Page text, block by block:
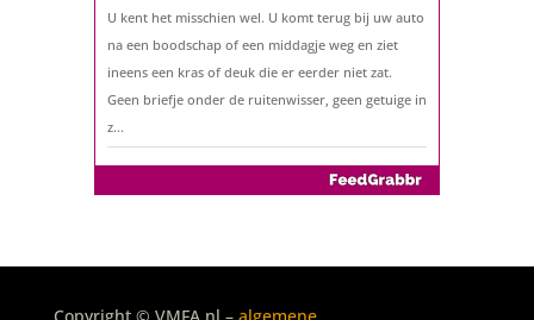
U kent het misschien wel. U komt terug bij uw auto
na een boodschap of een middagje weg en ziet
ineens een kras of deuk die er eerder niet zat.
Geen briefje onder de ruitenwisser, geen getuige in
z...
De belastingaangifte 2025